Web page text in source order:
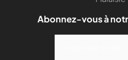
Abonnez-vous à